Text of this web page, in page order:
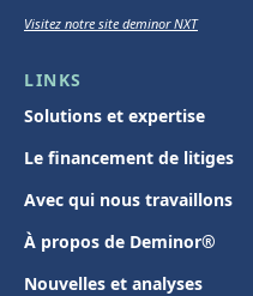
Visitez notre site deminor NXT
LINKS
Solutions et expertise
Le financement de litiges
Avec qui nous travaillons
À propos de Deminor®
Nouvelles et analyses